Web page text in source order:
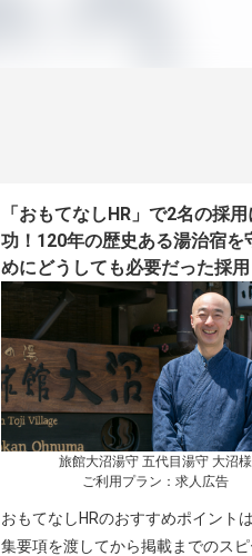
「おもてなしHR」で2名の採
功！120年の歴史ある湯治宿を
めにどうしても必要だった採用
旅館大沼湯守 五代目湯守 大沼様
ご利用プラン：求人広告
おもてなしHRのおすすめポイント
集要項を渡してから掲載までのス